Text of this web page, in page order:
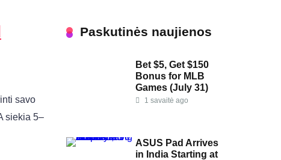
savo
siekia 5–
Paskutinės naujienos
Bet $5, Get $150
Bonus for MLB
Games (July 31)
1 savaitė ago
ASUS Pad Arrives
in India Starting at